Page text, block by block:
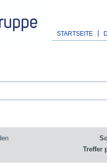
STARTSEITE
Treffer